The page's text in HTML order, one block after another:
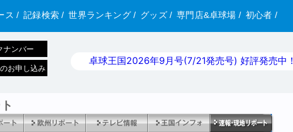
ス / 記録検索 / 世界ランキング/ グッズ/ 専門店&卓球場 / 初心者 /
ナンバー
お申し込み
卓球王国2026年9月号(7/21発売号) 好評発売中！